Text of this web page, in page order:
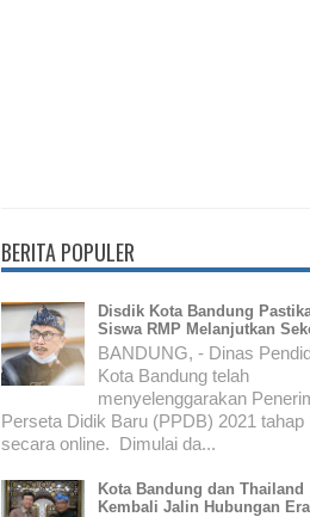
BERITA POPULER
Disdik Kota Bandung
Siswa RMP Melanjutkan
BANDUNG, - Dinas
Kota Bandung telah
menyelenggarakan
Perseta Didik Baru (PPDB) 2021 tahap
secara online. Dimulai da...
Kota Bandung dan Thailand
Kembali Jalin Hubungan